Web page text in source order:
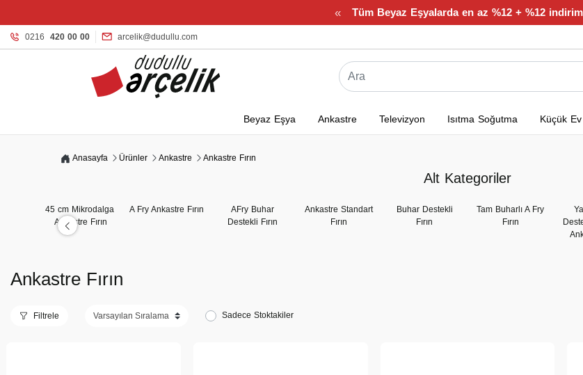
« Tüm Beyaz Eşyalarda en az %12 + %12 indirim
0216 420 00 00 arcelik@dudullu.com
Beyaz Eşya Ankastre Televizyon Isıtma Soğutma Küçük
Anasayfa Ürünler Ankastre Ankastre Fırın
Alt Kategoriler
45 cm Mikrodalga
Ankastre Fırın
A Fry Ankastre Fırın
AFry Buhar
Destekli Fırın
Ankastre Standart
Fırın
Buhar Destekli
Fırın
Tam Buharlı A Fry
Fırın
Ankastre Fırın
Filtrele Sadece Stoktakiler